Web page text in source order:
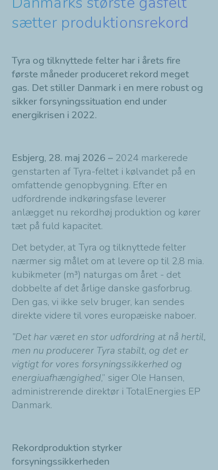
sætter produktionsrekord
Tyra og tilknyttede felter har i årets fire
første måneder produceret rekord meget
gas. Det stiller Danmark i en mere robust og
sikker forsyningssituation end under
energikrisen i 2022.
Esbjerg, 28. maj 2026 – 2024 markerede
genstarten af Tyra-feltet i kølvandet på en
omfattende genopbygning. Efter en
udfordrende indkøringsfase leverer
anlægget nu rekordhøj produktion og kører
tæt på fuld kapacitet.
Det betyder, at Tyra og tilknyttede felter
nærmer sig målet om at levere op til 2,8 mia.
kubikmeter (m³) naturgas om året - det
dobbelte af det årlige danske gasforbrug.
Den gas, vi ikke selv bruger, kan sendes
direkte videre til vores europæiske naboer.
”Det har været en stor udfordring at nå hertil,
men nu producerer Tyra stabilt, og det er
vigtigt for vores forsyningssikkerhed og
energiuafhængighed,” siger Ole Hansen,
administrerende direktør i TotalEnergies EP
Danmark.
Rekordproduktion styrker
forsyningssikkerheden